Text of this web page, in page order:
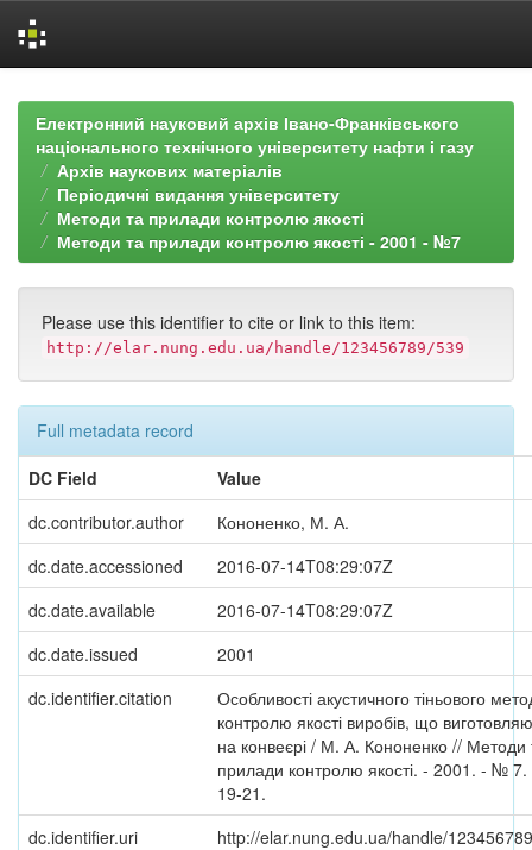
navigationЕлектронний науковий архів Івано-Франківського
національного технічного університету нафти і газу
Архів наукових матеріалів
Періодичні видання університету
Методи та прилади контролю якості
Методи та прилади контролю якості - 2001 - №7
Please use this identifier to cite or link to this item:
http://elar.nung.edu.ua/handle/123456789/539
Full metadata record
DC Field
Value
dc.contributor.author
Кононенко, М. А.
dc.date.accessioned
2016-07-14T08:29:07Z
dc.date.available
2016-07-14T08:29:07Z
dc.date.issued
2001
dc.identifier.citation
Особливості акустичного тіньового
контролю якості виробів, що
на конвеєрі / М. А. Кононенко // Методи
прилади контролю якості. - 2001. - №
19-21.
dc.identifier.uri
http://elar.nung.edu.ua/handle/